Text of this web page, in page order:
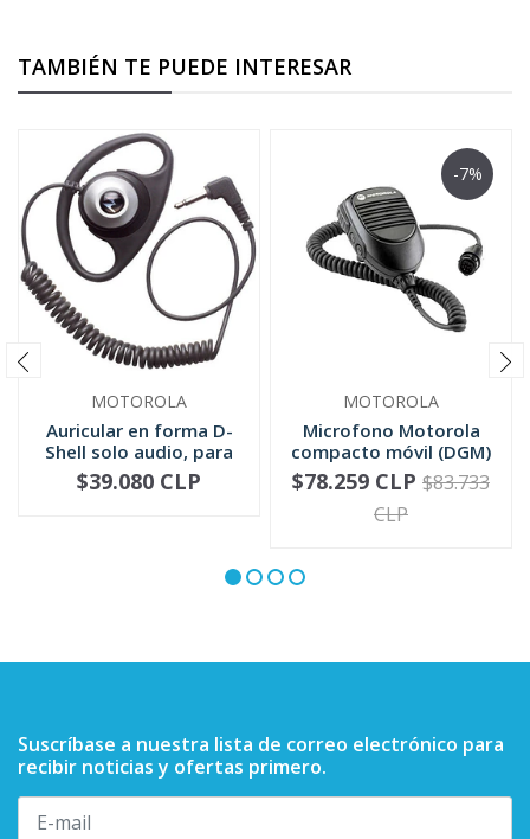
TAMBIÉN TE PUEDE INTERESAR
MOTOROLA
Auricular en forma D-
Shell solo audio, para
mic...
+
$39.080 CLP
-7%
MOTOROLA
Microfono Motorola
compacto móvil (DGM)
RMN5052
+
-
$78.259 CLP $83.733
CLP
Suscríbase a nuestra lista de correo electrónico para
recibir noticias y ofertas primero.